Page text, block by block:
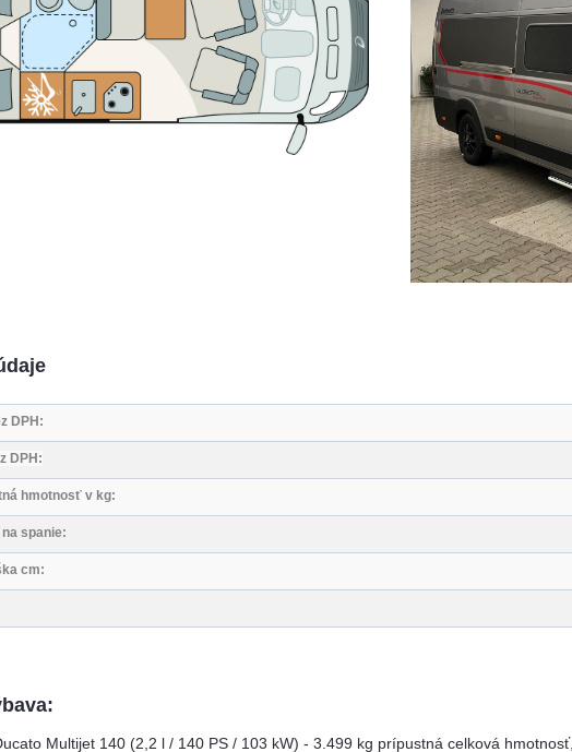
DPH:
DPH:
hmotnosť v kg:
spanie:
cm:
Multijet 140 (2,2 l / 140 PS / 103 kW) - 3.499 kg prípustná celková